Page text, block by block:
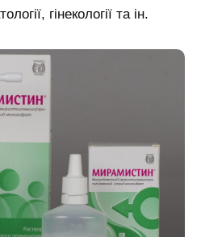
гінекології та ін.